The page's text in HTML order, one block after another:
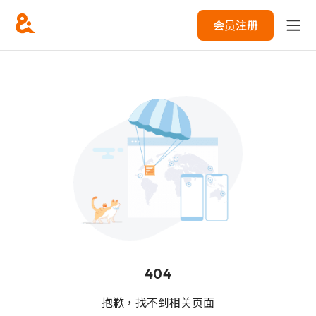
会员注册
404
抱歉，找不到相关页面